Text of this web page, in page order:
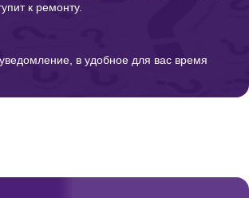
к ремонту.
в удобное для вас время